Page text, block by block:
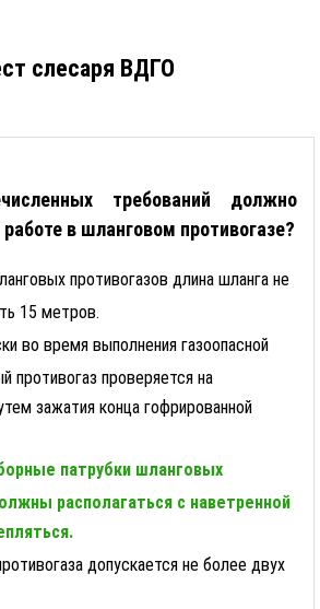
слесаря ВДГО
требований должно
в шланговом противогазе?
противогазов длина шланга не
15 метров.
во время выполнения газоопасной
противогаз проверяется на
зажатия конца гофрированной
патрубки шланговых
располагаться с наветренной
допускается не более двух